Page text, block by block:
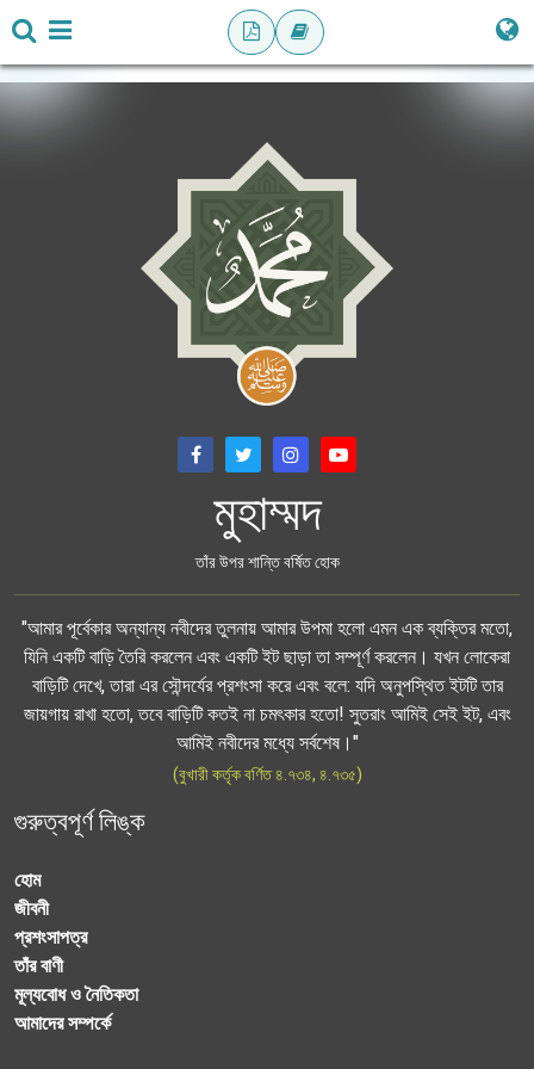
মুহাম্মদ
তাঁর উপর শান্তি বর্ষিত হোক
"আমার পূর্বেকার অন্যান্য নবীদের তুলনায় আমার উপমা হলো এমন এক ব্যক্তির মতো,
যিনি একটি বাড়ি তৈরি করলেন এবং একটি ইট ছাড়া তা সম্পূর্ণ করলেন। যখন লোকেরা
বাড়িটি দেখে, তারা এর সৌন্দর্যের প্রশংসা করে এবং বলে: যদি অনুপস্থিত ইটটি তার
জায়গায় রাখা হতো, তবে বাড়িটি কতই না চমৎকার হতো! সুতরাং আমিই সেই ইট, এবং
আমিই নবীদের মধ্যে সর্বশেষ।"
(বুখারী কর্তৃক বর্ণিত ৪.৭৩৪, ৪.৭৩৫)
গুরুত্বপূর্ণ লিঙ্ক
হোম
জীবনী
প্রশংসাপত্র
তাঁর বাণী
মূল্যবোধ ও নৈতিকতা
আমাদের সম্পর্কে